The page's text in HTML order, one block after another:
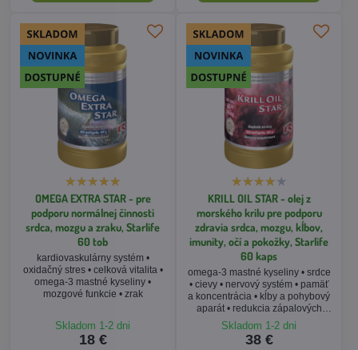
OMEGA EXTRA STAR - pre
podporu normálnej činnosti
srdca, mozgu a zraku, Starlife
60 tob
kardiovaskulárny systém •
oxidačný stres • celková vitalita •
omega-3 mastné kyseliny •
mozgové funkcie • zrak
Skladom 1-2 dni
18 €
KRILL OIL STAR - olej z
morského krilu pre podporu
zdravia srdca, mozgu, kĺbov,
imunity, očí a pokožky, Starlife
60 kaps
omega-3 mastné kyseliny • srdce
• cievy • nervový systém • pamäť
a koncentrácia • kĺby a pohybový
aparát • redukcia zápalových
procesov v organizme
Skladom 1-2 dni
38 €